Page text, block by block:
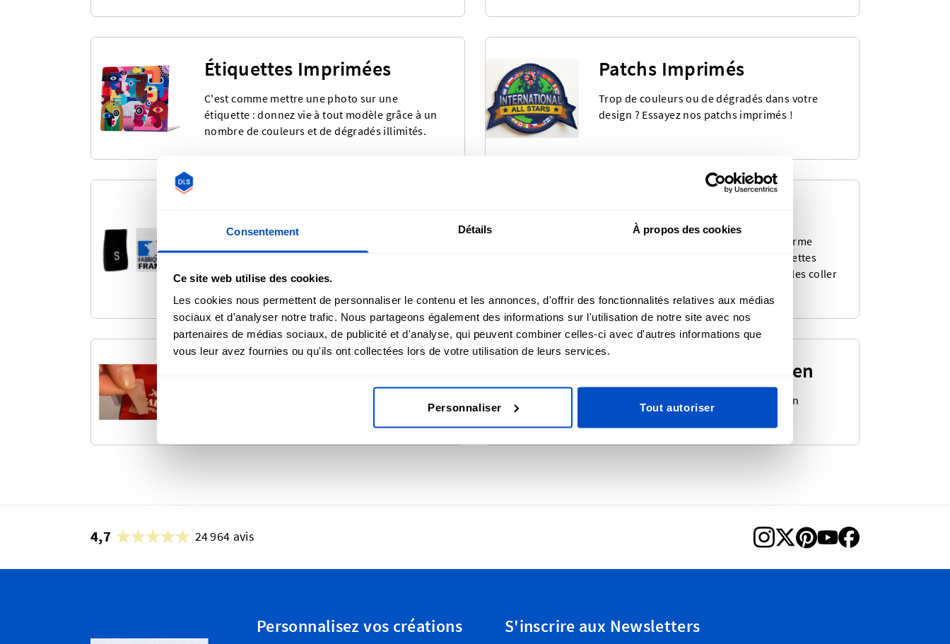
Consentement Détails À propos des cookies
Ce site web utilise des cookies.
Les cookies nous permettent de personnaliser le contenu et les annonces, d'offrir des fonctionnalités relatives aux médias
sociaux et d'analyser notre trafic. Nous partageons également des informations sur l'utilisation de notre site avec nos
partenaires de médias sociaux, de publicité et d'analyse, qui peuvent combiner celles-ci avec d'autres informations que
vous leur avez fournies ou qu'ils ont collectées lors de votre utilisation de leurs services.
Personnaliser Tout autoriser
Étiquettes Imprimées
C'est comme mettre une photo sur une
étiquette : donnez vie à tout modèle grâce à un
nombre de couleurs et de dégradés illimités.
Patchs Imprimés
Trop de couleurs ou de dégradés dans votre
design ? Essayez nos patchs imprimés !
d'étiquettes Fabriquées en et étiquettes de
taille. Prêtes à être expédiées après la
Notre produit le plus populaire sous forme
d'autocollant ! Obtenez de belles étiquettes
tissées avec un verso autocollant pour les coller
Transformez vos textiles avec des étiquettes de
Étiquettes Fabriquées en
Choisissez parmi notre grande sélection
4,7 24 964 avis
Personnalisez vos créations S'inscrire aux Newsletters